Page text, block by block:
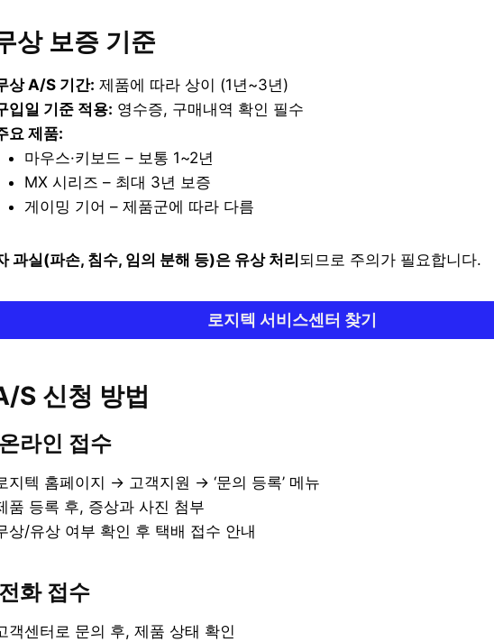
상 보증 기준
상 A/S 기간: 제품에 따라 상이 (1년~3년)
입일 기준 적용: 영수증, 구매내역 확인 필수
요 제품:
마우스·키보드 – 보통 1~2년
MX 시리즈 – 최대 3년 보증
게이밍 기어 – 제품군에 따라 다름
과실(파손, 침수, 임의 분해 등)은 유상 처리 되므로 주의가 필요합니다.
로지텍 서비스센터 찾기
S 신청 방법
라인 접수
지텍 홈페이지 → 고객지원 → ‘문의 등록’ 메뉴
품 등록 후, 증상과 사진 첨부
상/유상 여부 확인 후 택배 접수 안내
화 접수
객센터로 문의 후, 제품 상태 확인